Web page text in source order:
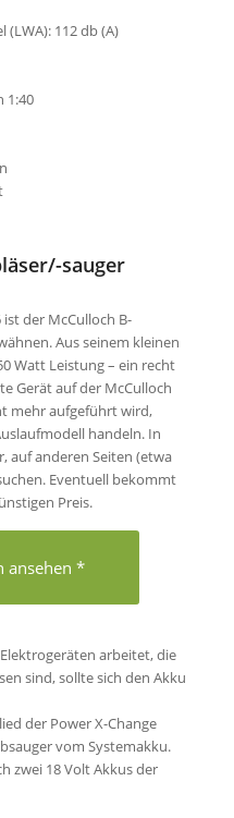
112 db (A)
1:40
sauger
ist der McCulloch B-
Aus seinem kleinen
Watt Leistung – ein recht
Gerät auf der McCulloch
mehr aufgeführt wird,
handeln. In
auf anderen Seiten (etwa
Eventuell bekommt
Preis.
ansehen *
arbeitet, die
sind, sollte sich den Akku
der Power X-Change
vom Systemakku.
zwei 18 Volt Akkus der